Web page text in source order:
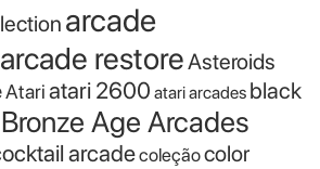
arcade
arcade restoreAsteroids
Atariatari 2600 atari arcades black
Bronze Age Arcades
arcadecoleçãocolor